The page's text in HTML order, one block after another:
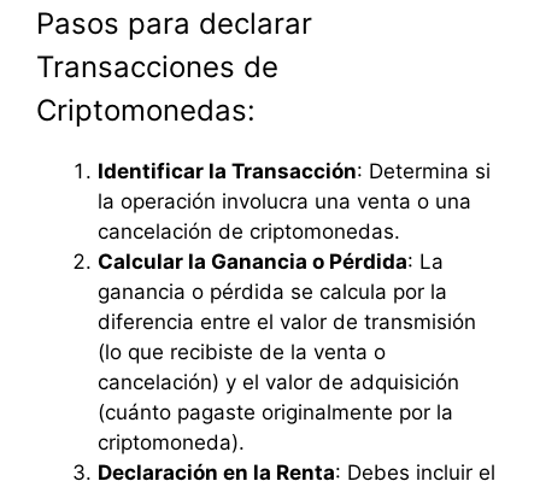
Pasos para declarar
Transacciones de
Criptomonedas:
Identificar la Transacción: Determina si
la operación involucra una venta o una
cancelación de criptomonedas.
Calcular la Ganancia o Pérdida: La
ganancia o pérdida se calcula por la
diferencia entre el valor de transmisión
(lo que recibiste de la venta o
cancelación) y el valor de adquisición
(cuánto pagaste originalmente por la
criptomoneda).
Declaración en la Renta: Debes incluir el